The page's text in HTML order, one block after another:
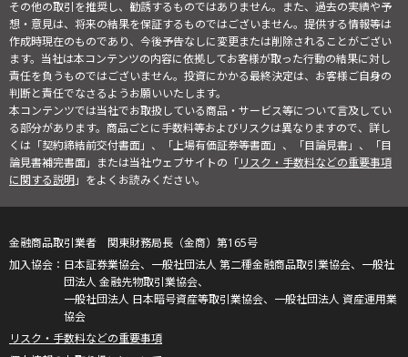
その他の取引を推奨し、勧誘するものではありません。また、過去の実績や予
想・意見は、将来の結果を保証するものではございません。提供する情報等は
作成時現在のものであり、今後予告なしに変更または削除されることがござい
ます。当社は本コンテンツの内容に依拠してお客様が取った行動の結果に対し
責任を負うものではございません。投資にかかる最終決定は、お客様ご自身の
判断と責任でなさるようお願いいたします。
本コンテンツでは当社でお取扱している商品・サービス等について言及してい
る部分があります。商品ごとに手数料等およびリスクは異なりますので、詳し
くは「契約締結前交付書面」、「上場有価証券等書面」、「目論見書」、「目
論見書補完書面」または当社ウェブサイトの「リスク・手数料などの重要事項
に関する説明」をよくお読みください。
金融商品取引業者 関東財務局長（金商）第165号
日本証券業協会、一般社団法人 第二種金融商品取引業協会、一般社
団法人 金融先物取引業協会、
一般社団法人 日本暗号資産等取引業協会、一般社団法人 資産運用業
協会
リスク・手数料などの重要事項